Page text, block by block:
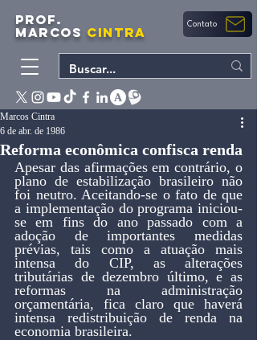
PROF.
MARCOS CINTRA Contato
Reforma econômica confisca renda
Marcos Cintra
6 de abr. de 1986
Apesar das afirmações em contrário, o
plano de estabilização brasileiro não
foi neutro. Aceitando-se o fato de que
a implementação do programa iniciou-
se em fins do ano passado com a
adoção de importantes medidas
prévias, tais como a atuação mais
intensa do CIP, as alterações
tributárias de dezembro último, e as
reformas na administração
orçamentária, fica claro que haverá
intensa redistribuição de renda na
economia brasileira.